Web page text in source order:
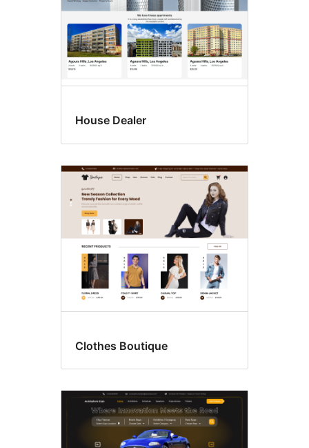
House Dealer
Clothes Boutique